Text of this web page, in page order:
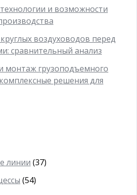
и возможности
воздуховодов перед
сравнительный анализ
монтаж грузоподъемного
решения для
линии (37)
(54)